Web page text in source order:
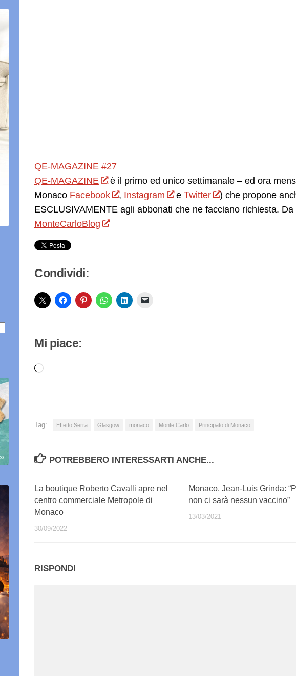
QE-MAGAZINE #27
QE-MAGAZINE
è il primo ed unico settimanale – ed ora
Monaco Facebook , Instagram e Twitter
) che propone
ESCLUSIVAMENTE agli abbonati che ne facciano richiesta.
MonteCarloBlog
Condividi:
Mi piace:
Caricamento
Tag: Effetto Serra Glasgow monaco Monte Carlo Principato di Monaco
POTREBBERO INTERESSARTI ANCHE...
La boutique Roberto Cavalli apre nel
centro commerciale Metropole di
Monaco
30/09/2022
Monaco, Jean-Luis Grinda:
non ci sarà nessun vaccino”
13/03/2021
RISPONDI